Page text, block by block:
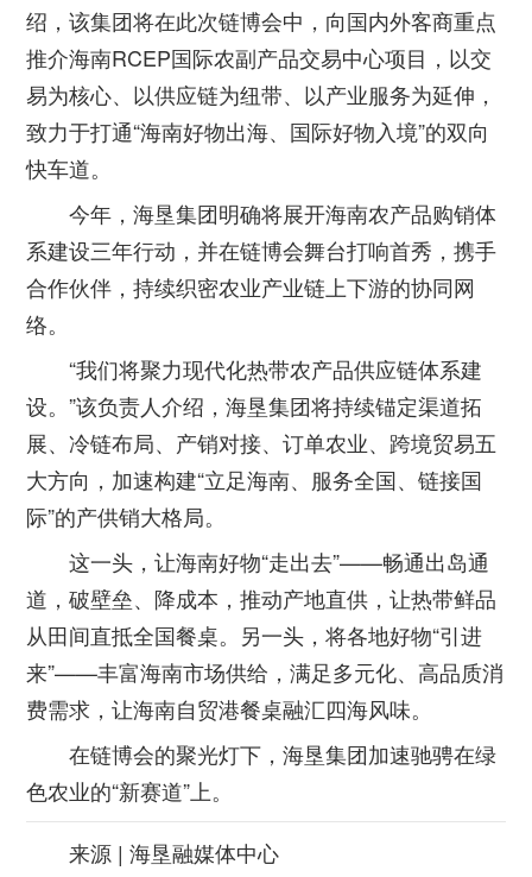
绍，该集团将在此次链博会中，向国内外客商重点
推介海南RCEP国际农副产品交易中心项目，以交
易为核心、以供应链为纽带、以产业服务为延伸，
致力于打通“海南好物出海、国际好物入境”的双向
快车道。
今年，海垦集团明确将展开海南农产品购销体
系建设三年行动，并在链博会舞台打响首秀，携手
合作伙伴，持续织密农业产业链上下游的协同网
络。
“我们将聚力现代化热带农产品供应链体系建
设。”该负责人介绍，海垦集团将持续锚定渠道拓
展、冷链布局、产销对接、订单农业、跨境贸易五
大方向，加速构建“立足海南、服务全国、链接国
际”的产供销大格局。
这一头，让海南好物“走出去”——畅通出岛通
道，破壁垒、降成本，推动产地直供，让热带鲜品
从田间直抵全国餐桌。另一头，将各地好物“引进
来”——丰富海南市场供给，满足多元化、高品质消
费需求，让海南自贸港餐桌融汇四海风味。
在链博会的聚光灯下，海垦集团加速驰骋在绿
色农业的“新赛道”上。
来源 | 海垦融媒体中心